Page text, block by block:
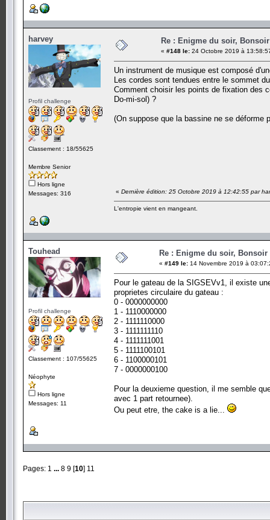
harvey
Profil challenge
Classement : 18/55625
Membre Senior
Hors ligne
Messages: 316
Re : Enigme du soir,
« #148 le: 24 Octobre 2019 à
Un instrument de musique est composé
Les cordes sont tendues entre le sommet
Comment choisir les points de fixation des
Do-mi-sol) ?
(On suppose que la bassine ne se déforme
« Dernière édition: 25 Octobre 2019 à 12:42:55 par
L'entropie vient en mangeant.
Touhead
Profil challenge
Classement : 107/55625
Néophyte
Hors ligne
Messages: 11
Re : Enigme du soir, Bonsoir
« #149 le: 14 Novembre 2019 à
Pour le gateau de la SIGSEVv1, il existe
proprietes circulaire du gateau :
0 - 0000000000
1 - 1110000000
2 - 1111110000
3 - 1111111110
4 - 1111111001
5 - 1111100101
6 - 1100000101
7 - 0000000100
Pour la deuxieme question, il me semble
avec 1 part retournee).
Ou peut etre, the cake is a lie...
Pages: 1 ... 8 9 [10] 11